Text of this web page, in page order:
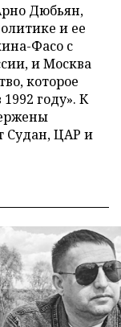
Дюбьян,
и ее
Фасо с
и Москва
которое
году». К
Судан, ЦАР и